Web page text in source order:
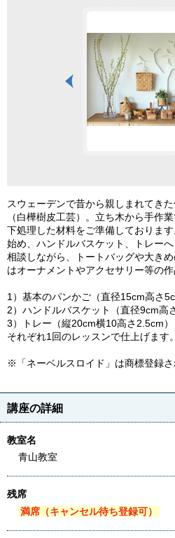
スウェーデンで昔から親しまれてき
（白樺樹皮工芸）。立ち木から手作
下処理した材料をご準備しておりま
始め、ハンドルバスケット、トレー
相談しながら、トートバッグや大き
はオーナメントやアクセサリー等の
1）基本のパンかご（直径15cm高さ
2）ハンドルバスケット（直径9cm高
3）トレー（縦20cm横10高さ2.5cm）
それぞれ1回のレッスンで仕上げま
※「ネーベルスロイド」は商標登録さ
講座の詳細
教室名
青山教室
残席
満席（キャンセル待ち登録可）